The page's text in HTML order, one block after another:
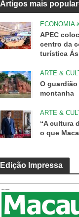
Artigos mais
ECONOMIA
APEC
centro da
turística
ARTE &
O
montanha
ARTE &
“A cultura
o que
Edição Impressa